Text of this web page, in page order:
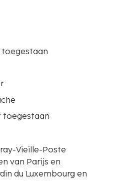
toegestaan
toegestaan
Vieille-Poste
van Parijs en